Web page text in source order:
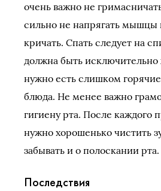
очень важно не
сильно не напрягать мышцы
кричать. Спать следует на
должна быть
нужно есть слишком
блюда. Не менее важно
гигиену рта. После каждого
нужно хорошенько чистить
забывать и о полоскании рта.
Последствия